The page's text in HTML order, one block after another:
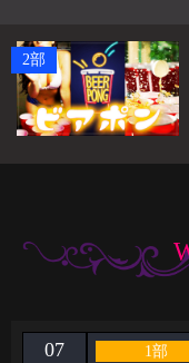
2部
07 1部